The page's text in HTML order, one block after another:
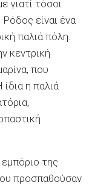
γιατί τόσοι
είναι ένα
παλιά πόλη.
κεντρική
που
η παλιά
της
προσπαθούσαν